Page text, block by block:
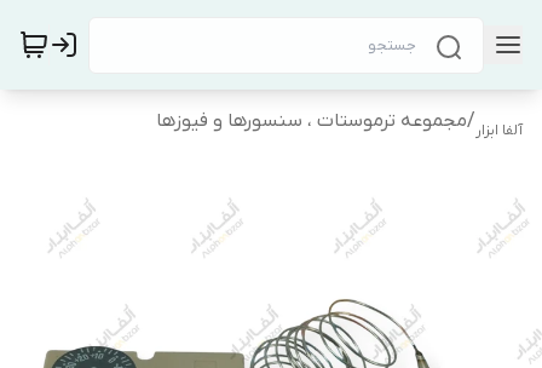
آلفا ابزار /مجموعه ترموستات ، سنسورها و فیوزها